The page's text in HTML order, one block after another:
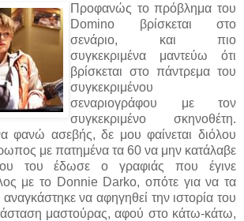
Προφανώς το πρόβλημα του
Domino βρίσκεται στο
σενάριο, και πιο
συγκεκριμένα μαντεύω ότι
βρίσκεται στο πάντρεμα του
συγκεκριμένου
σεναριογράφου με τον
συγκεκριμένο σκηνοθέτη.
φανώ ασεβής, δε μου φαίνεται διόλου
με πατημένα τα 60 να μην κατάλαβε
του έδωσε ο γραφιάς που έγινε
με το Donnie Darko, οπότε για να τα
αναγκάστηκε να αφηγηθεί την ιστορία του
μαστούρας, αφού στο κάτω-κάτω,